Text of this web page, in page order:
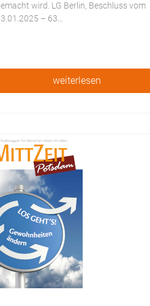
wird. LG Berlin, Beschluss vom
– 63…
weiterlesen